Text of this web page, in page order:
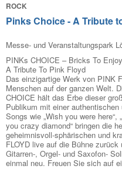
ROCK
Pinks Choice - A Tribute
Messe- und Veranstaltungspark
PINKs CHOICE – Bricks To Enjoy
A Tribute To Pink Floyd
Das einzigartige Werk von PINK
Menschen auf der ganzen Welt.
CHOICE hält das Erbe dieser
Publikum mit einer
Songs wie „Wish you were here“,
you crazy diamond“ bringen die
geheimnisvoll-sphärischen und
FLOYD live auf die Bühne
Gitarren-, Orgel- und Saxofon-
einmal neu. Freuen Sie sich auf